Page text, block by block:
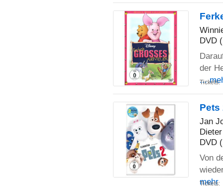
DVD
der
...
Tickets:
Pets
Jan
DVD
Von
mehr
Tickets: